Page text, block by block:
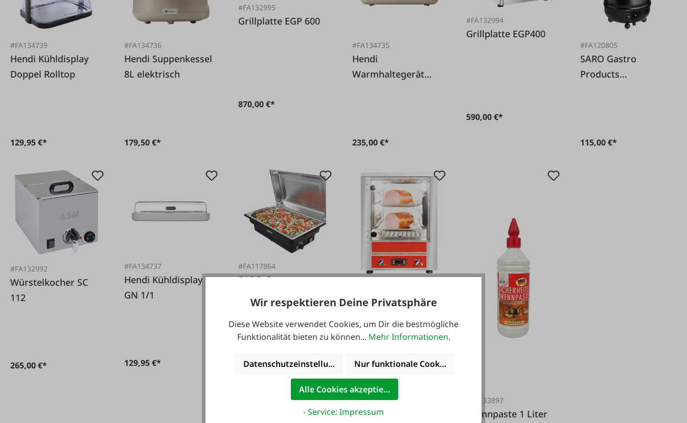
#FA134739
Hendi Kühldisplay
Doppel Rolltop
129,95 €*
#FA134736
Hendi Suppenkessel
8L elektrisch
179,50 €*
#FA132995
Grillplatte EGP 600
870,00 €*
#FA134735
Hendi
Warmhaltegerät
235,00 €*
#FA132994
Grillplatte EGP400
590,00 €*
#FA120805
SARO Gastro
Products
115,00 €*
#FA132992
Würstelkocher SC
112
265,00 €*
#FA134737
Hendi Kühldisplay
GN 1/1
129,95 €*
#FA117864
SARO Gastro
Products
Warmhaltegerät
„Chafing Dish“
elektrisch
139,00 €*
Warmhaltegerät
Hotstar
2.800,00 €*
#FA133897
Brennpaste 1 Liter
Wir respektieren Deine Privatsphäre
Diese Website verwendet Cookies, um Dir die bestmögliche
Funktionalität bieten zu können... Mehr Informationen.
Datenschutzeinstellungen Nur funktionale Cookies akzeptieren
Alle Cookies akzeptieren
- Service: Impressum